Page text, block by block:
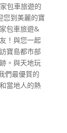
包車旅遊的
您到美麗的寶
包車旅遊&
！與您一起
寶島都市部
。與天地玩
們最優質的
當地人的熱